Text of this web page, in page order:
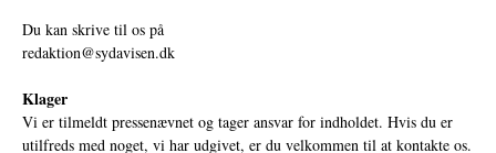
Du kan skrive til os på
redaktion@sydavisen.dk
Klager
Vi er tilmeldt pressenævnet og tager ansvar for indholdet. Hvis du er
utilfreds med noget, vi har udgivet, er du velkommen til at kontakte os.